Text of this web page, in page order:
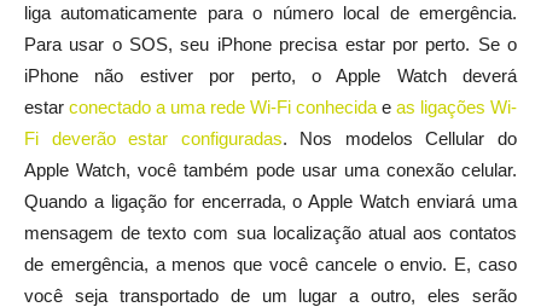
liga automaticamente para o número local de emergência.
Para usar o SOS, seu iPhone precisa estar por perto. Se o
iPhone não estiver por perto, o Apple Watch deverá
estar conectado a uma rede Wi-Fi conhecida e as ligações Wi-
Fi deverão estar configuradas. Nos modelos Cellular do
Apple Watch, você também pode usar uma conexão celular.
Quando a ligação for encerrada, o Apple Watch enviará uma
mensagem de texto com sua localização atual aos contatos
de emergência, a menos que você cancele o envio. E, caso
você seja transportado de um lugar a outro, eles serão